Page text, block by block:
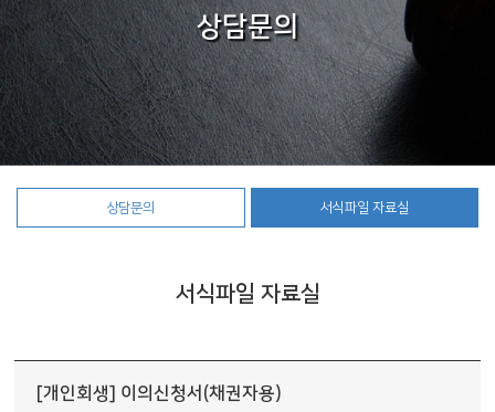
상담문의
상담문의 서식파일 자료실
서식파일 자료실
[개인회생] 이의신청서(채권자용)